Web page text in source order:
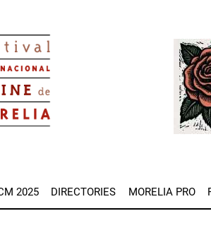
Image
2025 DIRECTORIES MORELIA PRO